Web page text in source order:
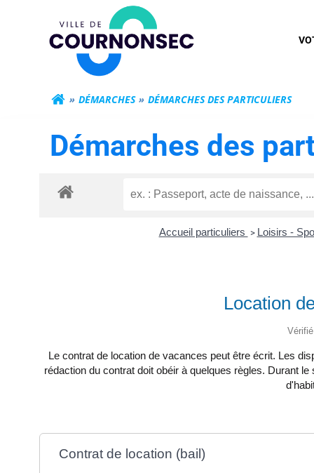
Mairie de
DÉMARCHES DÉMARCHES DES PARTICULIERS
Démarches des
Accueil particuliers > Loisirs -
Location
Le contrat de location de vacances peut être écrit. Les
rédaction du contrat doit obéir à quelques règles. Durant
Contrat de location (bail)